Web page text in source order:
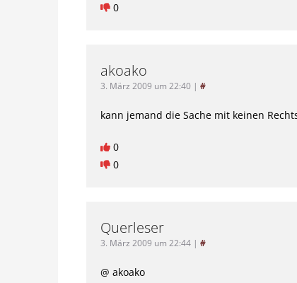
0
akoako
3. März 2009 um 22:40 | #
kann jemand die Sache mit keinen
0
0
Querleser
3. März 2009 um 22:44 | #
@ akoako